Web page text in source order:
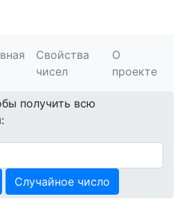
Свойства
чисел
О
проекте
получить всю
Случайное число